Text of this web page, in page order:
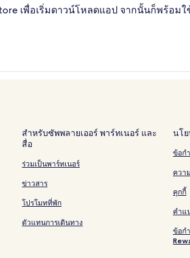
เพื่อเริ่มดาวน์โหลดแอป จากนั้นก็พร้อม
สำหรับซัพพลายเออร์ พาร์ทเนอร์ และ
สื่อ
ร่วมเป็นพาร์ทเนอร์
ข่าวสาร
โปรโมทที่พัก
ตัวแทนการเดินทาง
นโ
ข้อก
ควา
คุกกี้
คำแ
ข้อก